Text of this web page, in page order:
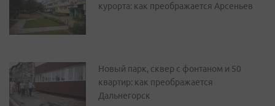
курорта: как преображается Арсеньев
Новый парк, сквер с фонтаном и 50
квартир: как преображается
Дальнегорск